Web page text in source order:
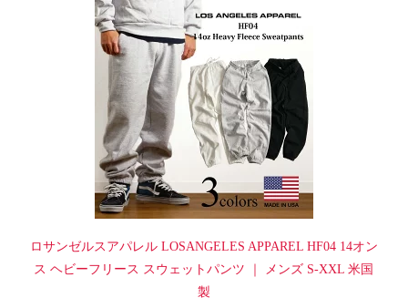
ロサンゼルスアパレル LOSANGELES APPAREL HF04 14オン
ス ヘビーフリース スウェットパンツ ｜ メンズ S-XXL 米国
製